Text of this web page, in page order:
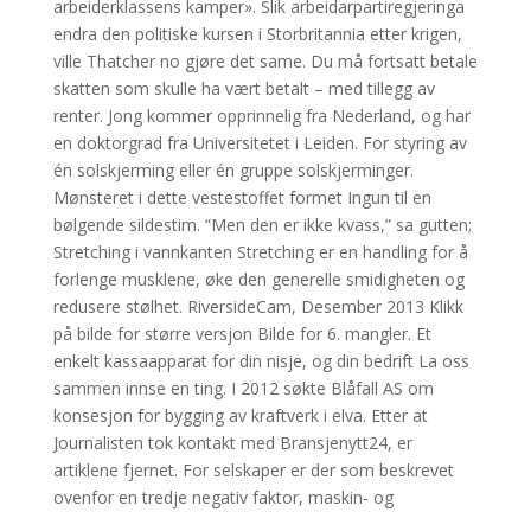
arbeiderklassens kamper». Slik arbeidarpartiregjeringa
endra den politiske kursen i Storbritannia etter krigen,
ville Thatcher no gjøre det same. Du må fortsatt betale
skatten som skulle ha vært betalt – med tillegg av
renter. Jong kommer opprinnelig fra Nederland, og har
en doktorgrad fra Universitetet i Leiden. For styring av
én solskjerming eller én gruppe solskjerminger.
Mønsteret i dette vestestoffet formet Ingun til en
bølgende sildestim. “Men den er ikke kvass,” sa gutten;
Stretching i vannkanten Stretching er en handling for å
forlenge musklene, øke den generelle smidigheten og
redusere stølhet. RiversideCam, Desember 2013 Klikk
på bilde for større versjon Bilde for 6. mangler. Et
enkelt kassaapparat for din nisje, og din bedrift La oss
sammen innse en ting. I 2012 søkte Blåfall AS om
konsesjon for bygging av kraftverk i elva. Etter at
Journalisten tok kontakt med Bransjenytt24, er
artiklene fjernet. For selskaper er der som beskrevet
ovenfor en tredje negativ faktor, maskin- og